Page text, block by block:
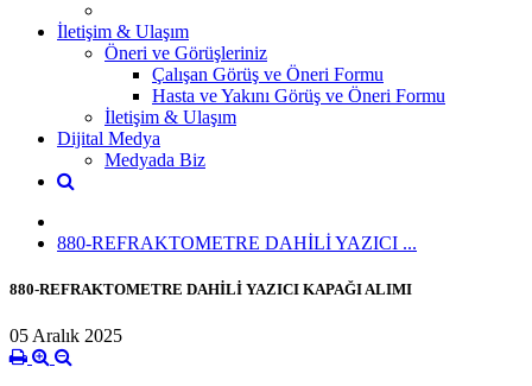
İletişim & Ulaşım
Öneri ve Görüşleriniz
Çalışan Görüş ve Öneri Formu
Hasta ve Yakını Görüş ve Öneri Formu
İletişim & Ulaşım
Dijital Medya
Medyada Biz
880-REFRAKTOMETRE DAHİLİ YAZICI ...
880-REFRAKTOMETRE DAHİLİ YAZICI KAPAĞI ALIMI
05 Aralık 2025